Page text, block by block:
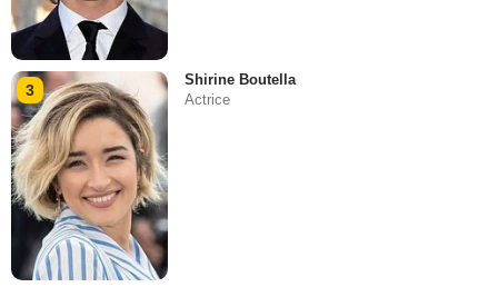
3
Shirine Boutella
Actrice